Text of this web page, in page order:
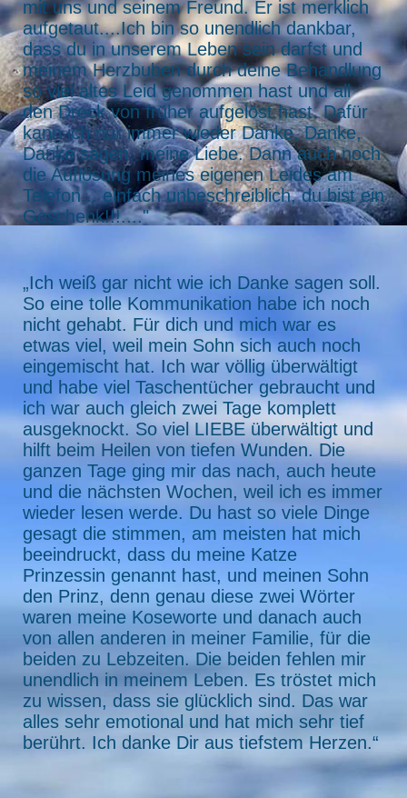
mit uns und seinem Freund. Er ist merklich
aufgetaut....Ich bin so unendlich dankbar,
dass du in unserem Leben sein darfst und
meinem Herzbuben durch deine Behandlung
so viel altes Leid genommen hast und all
den Dreck von früher aufgelöst hast. Dafür
kann ich nur immer wieder Danke, Danke,
Danke sagen, meine Liebe. Dann auch noch
die Auflösung meines eigenen Leides am
Telefon... einfach unbeschreiblich, du bist ein
Geschenk!!!...."
„Ich weiß gar nicht wie ich Danke sagen soll.
So eine tolle Kommunikation habe ich noch
nicht gehabt. Für dich und mich war es
etwas viel, weil mein Sohn sich auch noch
eingemischt hat. Ich war völlig überwältigt
und habe viel Taschentücher gebraucht und
ich war auch gleich zwei Tage komplett
ausgeknockt. So viel LIEBE überwältigt und
hilft beim Heilen von tiefen Wunden. Die
ganzen Tage ging mir das nach, auch heute
und die nächsten Wochen, weil ich es immer
wieder lesen werde. Du hast so viele Dinge
gesagt die stimmen, am meisten hat mich
beeindruckt, dass du meine Katze
Prinzessin genannt hast, und meinen Sohn
den Prinz, denn genau diese zwei Wörter
waren meine Koseworte und danach auch
von allen anderen in meiner Familie, für die
beiden zu Lebzeiten. Die beiden fehlen mir
unendlich in meinem Leben. Es tröstet mich
zu wissen, dass sie glücklich sind. Das war
alles sehr emotional und hat mich sehr tief
berührt. Ich danke Dir aus tiefstem Herzen.“